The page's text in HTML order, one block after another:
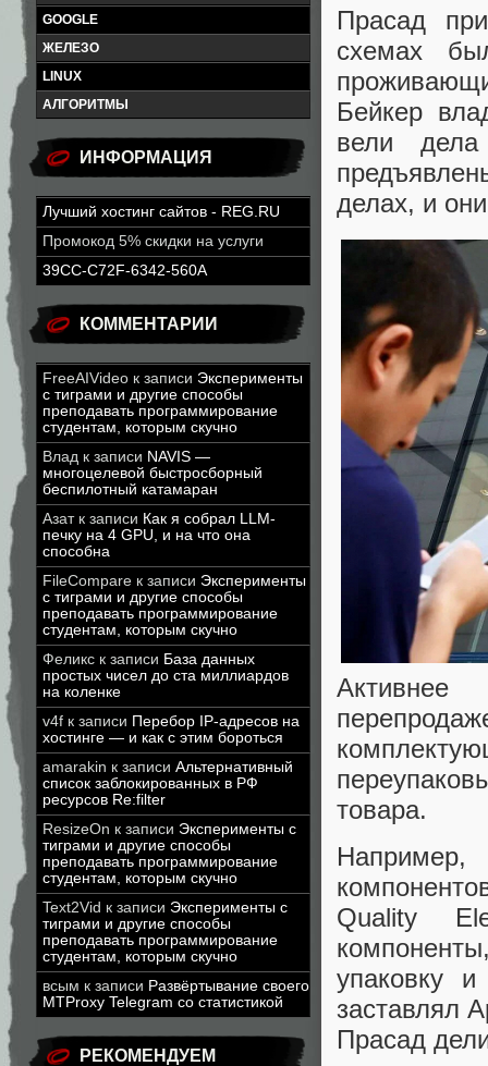
GOOGLE
ЖЕЛЕЗО
LINUX
АЛГОРИТМЫ
ИНФОРМАЦИЯ
Лучший хостинг сайтов - REG.RU
Промокод 5% скидки на услуги
39CC-C72F-6342-560A
КОММЕНТАРИИ
FreeAIVideo к записи Эксперименты
с тиграми и другие способы
преподавать программирование
студентам, которым скучно
Влад к записи NAVIS —
многоцелевой быстросборный
беспилотный катамаран
Азатк записи Как я собрал LLM-
печку на 4 GPU, и на что она
способна
FileCompare к записи Эксперименты
с тиграми и другие способы
преподавать программирование
студентам, которым скучно
Феликс к записи База данных
простых чисел до ста миллиардов
на коленке
v4f к записи Перебор IP-адресов на
хостинге — и как с этим бороться
amarakin к записи Альтернативный
список заблокированных в РФ
ресурсов Re:filter
ResizeOn к записи Эксперименты с
тиграми и другие способы
преподавать программирование
студентам, которым скучно
Text2Vid к записи Эксперименты с
тиграми и другие способы
преподавать программирование
студентам, которым скучно
всым к записи Развёртывание своего
MTProxy Telegram со статистикой
РЕКОМЕНДУЕМ
Прасад
схемах
Бейкер
вели
делах, и
товара.
Quality
упаковку
заставлял
Прасад